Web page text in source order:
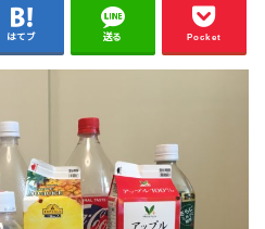
はてブ 送る Pocket